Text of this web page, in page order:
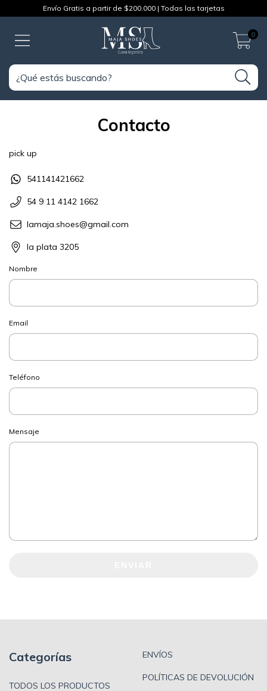
Envío Gratis a partir de $200.000 | Todas las tarjetas
0
Contacto
pick up
541141421662
54 9 11 4142 1662
lamaja.shoes@gmail.com
la plata 3205
Nombre
Email
Teléfono
Mensaje
Categorías
TODOS LOS PRODUCTOS
ENVÍOS
POLÍTICAS DE DEVOLUCIÓN